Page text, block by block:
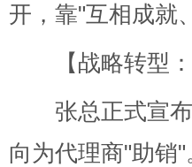
开，靠"互相成就
【战略转型：
张总正式宣布
向为代理商"助销"